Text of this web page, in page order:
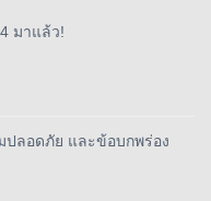
มาแล้ว!
ปลอดภัย และข้อบกพร่อง